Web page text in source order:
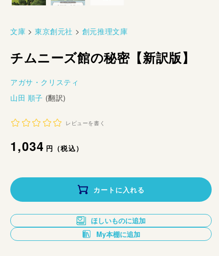
文庫 >東京創元社 > 創元推理文庫
チムニーズ館の秘密【新訳版】
アガサ・クリスティ
山田 順子 (翻訳)
レビューを書く
通
価
格
1,034円（税込）
カートに入れる
ほしいものに追加
My本棚に追加